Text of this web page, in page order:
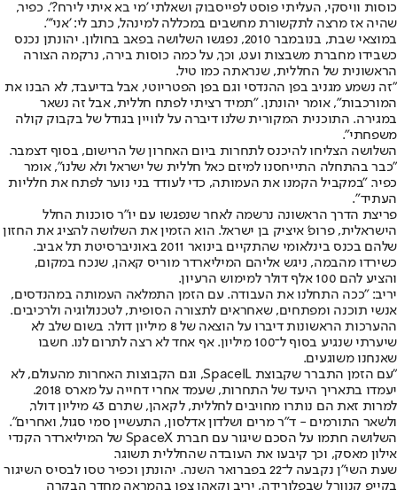
כוסות וויסקי, העליתי פוסט לפייסבוק ושאלתי 'מי בא איתי לירח?'. כפיר,
שהיה אז מרצה לתקשורת מחשבים במכללה למינהל, כתב לי: 'אני'".
במוצאי שבת, בנובמבר 2010, נפגשו השלושה בפאב בחולון. יהונתן נכנס
כשבידו מחברת משבצות ועט, וכך, על כמה כוסות בירה, נרקמה הצורה
הראשונית של החללית, שנראתה כמו טיל.
"זה נשמע מגניב בפן ההנדסי וגם בפן הפטריוטי, אבל בדיעבד, לא הבנו את
המורכבות", אומר יהונתן. "תמיד רציתי לפתח חללית, אבל זה נשאר
במגירה. התוכנית המקורית שלנו דיברה על לוויין בגודל של בקבוק קולה
משפחתי".
השלושה הצליחו להיכנס לתחרות ביום האחרון של הרישום, בסוף דצמבר.
"כבר בהתחלה התייחסנו למיזם כאל חללית של ישראל ולא שלנו", אומר
כפיר. "במקביל הקמנו את העמותה, כדי לעודד בני נוער לפתח את חלליות
העתיד".
פריצת הדרך הראשונה נרשמה לאחר שנפגשו עם יו"ר סוכנות החלל
הישראלית, פרופ' איציק בן ישראל. הוא הזמין את השלושה להציג את החזון
שלהם בכנס בינלאומי שהתקיים בינואר 2011 באוניברסיטת תל אביב.
כשירדו מהבמה, ניגש אליהם המיליארדר מוריס קאהן, שנכח במקום,
והציע להם 100 אלף דולר למימוש הרעיון.
יריב: "ככה התחלנו את העבודה. עם הזמן התמלאה העמותה במהנדסים,
אנשי תוכנה ומפתחים, שאחראים לתצורה הסופית, לטכנולוגיה ולרכיבים.
ההערכות הראשונות דיברו על הוצאה של 8 מיליון דולר. בשום שלב לא
שיערתי שנגיע בסוף ל־100 מיליון. אף אחד לא רצה לתרום לנו. חשבו
שאנחנו משוגעים.
"עם הזמן התברר שקבוצת SpaceIL, וגם הקבוצות האחרות מהעולם, לא
יעמדו בתאריך היעד של התחרות, שעמד אחרי דחייה על מארס 2018.
למרות זאת הם נותרו מחויבים לחללית, לקאהן, שתרם 43 מיליון דולר,
ולשאר התורמים - ד"ר מרים ושלדון אדלסון, התעשיין סמי סגול, ואחרים".
השלושה חתמו על הסכם שיגור עם חברת SpaceX של המיליארדר הקנדי
אילון מאסק, וכך קיבעו את העובדה שהחללית תשוגר.
שעת השי"ן נקבעה ל־22 בפברואר השנה. יהונתן וכפיר טסו לבסיס השיגור
בקייפ קנוורל שבפלורידה, יריב וקאהן צפו בהמראה מחדר הבקרה